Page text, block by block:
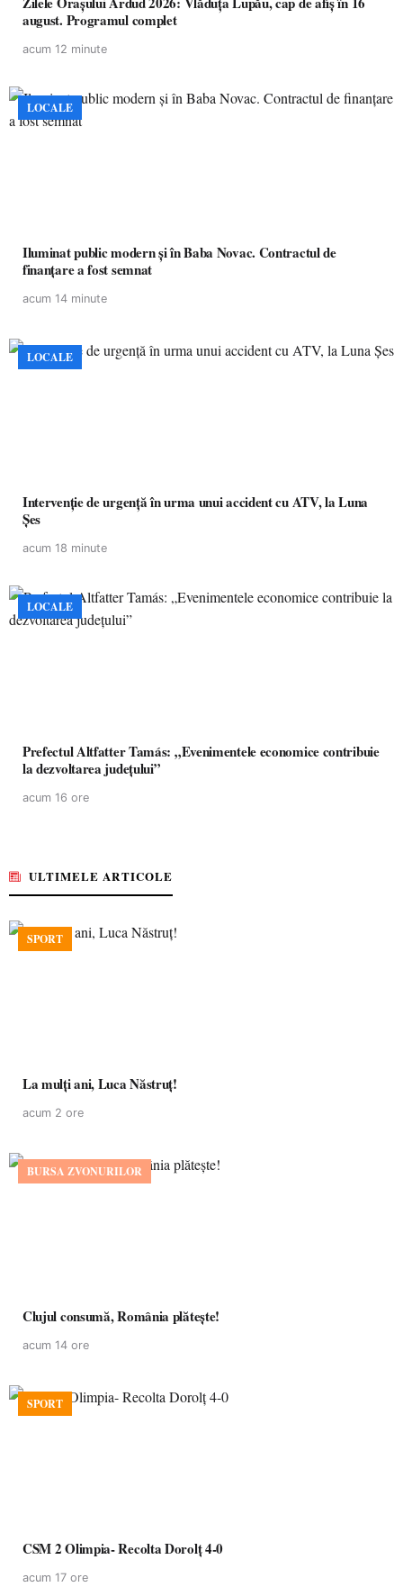
august. Programul complet
acum 12 minute
LOCALE
Iluminat public modern și în Baba Novac. Contractul de
finanțare a fost semnat
acum 14 minute
LOCALE
Intervenție de urgență în urma unui accident cu ATV, la Luna
Șes
acum 18 minute
LOCALE
Prefectul Altfatter Tamás: „Evenimentele economice contribuie
la dezvoltarea județului”
acum 16 ore
ULTIMELE ARTICOLE
SPORT
La mulţi ani, Luca Năstruţ!
acum 2 ore
BURSA ZVONURILOR
Clujul consumă, România plătește!
acum 14 ore
SPORT
CSM 2 Olimpia- Recolta Dorolț 4-0
acum 17 ore